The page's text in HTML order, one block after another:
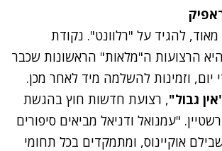
להגיד על "רלוונט". נקודת
הרצועות ה"מלאות" הראשונות שכבר
וזמינות להשלמה מיד לאחר מכן.
גבול", רצועת חדשות חוץ בהגשת
"עמנואל ודניאל מביאים סיפורים
אוקיינוס, ומתמקדים בכל תחומי